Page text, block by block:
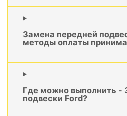
Замена передней
методы оплаты
Где можно выполнить -
подвески Ford?